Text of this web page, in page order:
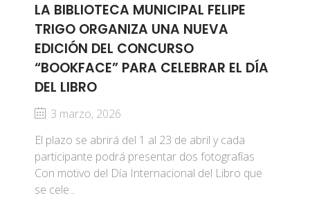
LA BIBLIOTECA MUNICIPAL FELIPE
TRIGO ORGANIZA UNA NUEVA
EDICIÓN DEL CONCURSO
“BOOKFACE” PARA CELEBRAR EL DÍA
DEL LIBRO
3 marzo, 2026
El plazo se abrirá del 1 al 23 de abril y cada
participante podrá presentar dos fotografías
Con motivo del Día Internacional del Libro que
se cele...